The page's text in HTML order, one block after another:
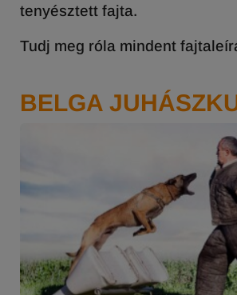
tenyésztett fajta.
Tudj meg róla mindent
BELGA